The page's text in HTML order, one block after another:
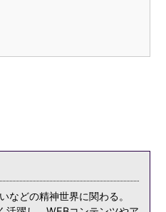
などの精神世界に関わる。